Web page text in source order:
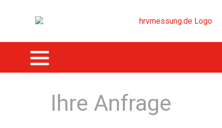
Ihre Anfrage